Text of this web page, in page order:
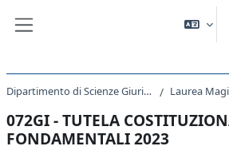
Dipartimento di Scienze Giuridiche, del Linguaggio, dell`Interpretazione e della Traduzione
072GI - TUTELA
FONDAMENTALI 2023